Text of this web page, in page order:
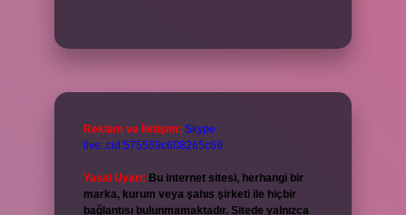
Reklam ve İletişim: Skype:
live:.cid.575569c608265c69
Yasal Uyarı: Bu internet sitesi, herhangi bir
marka, kurum veya şahıs şirketi ile hiçbir
bağlantısı bulunmamaktadır. Sitede yalnızca